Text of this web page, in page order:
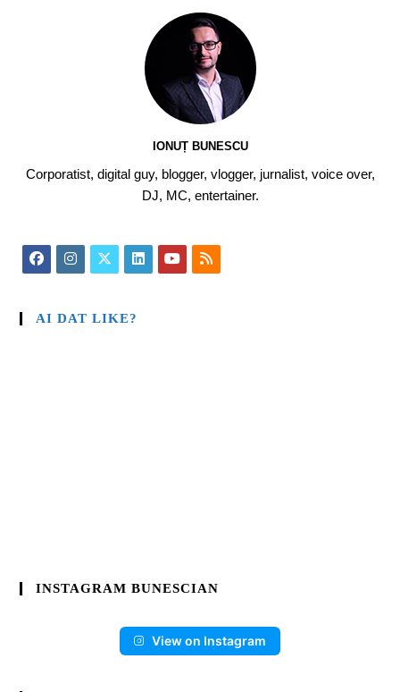
IONUȚ BUNESCU
Corporatist, digital guy, blogger, vlogger, jurnalist, voice over,
DJ, MC, entertainer.
AI DAT LIKE?
INSTAGRAM BUNESCIAN
View on Instagram